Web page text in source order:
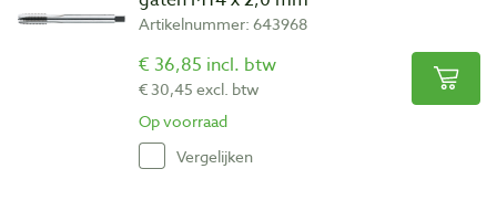
Artikelnummer: 643968
€ 36,85 incl. btw
€ 30,45 excl. btw
Op voorraad
Vergelijken